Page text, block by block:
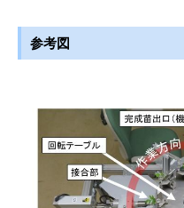
参考図